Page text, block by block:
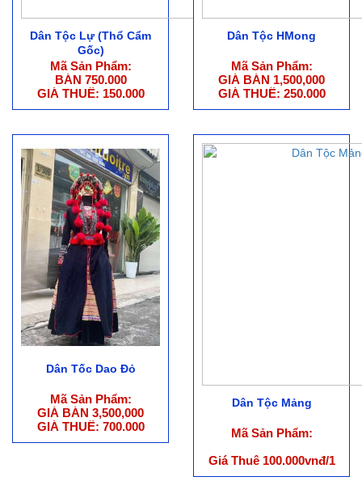
Dân Tộc Lự (Thổ Cẩm
Gốc)
Mã Sản Phẩm:
BÁN 750.000
GIÁ THUÊ: 150.000
Dân Tộc HMong
Mã Sản Phẩm:
GIÁ BÁN 1,500,000
GIÁ THUÊ: 250.000
Dân Tốc Dao Đỏ
Mã Sản Phẩm:
GIÁ BÁN 3,500,000
GIÁ THUÊ: 700.000
Dân Tộc Mảng
Mã Sản Phẩm:
Giá Thuê 100.000vnđ/1
bộ (ko bao gồm phụ